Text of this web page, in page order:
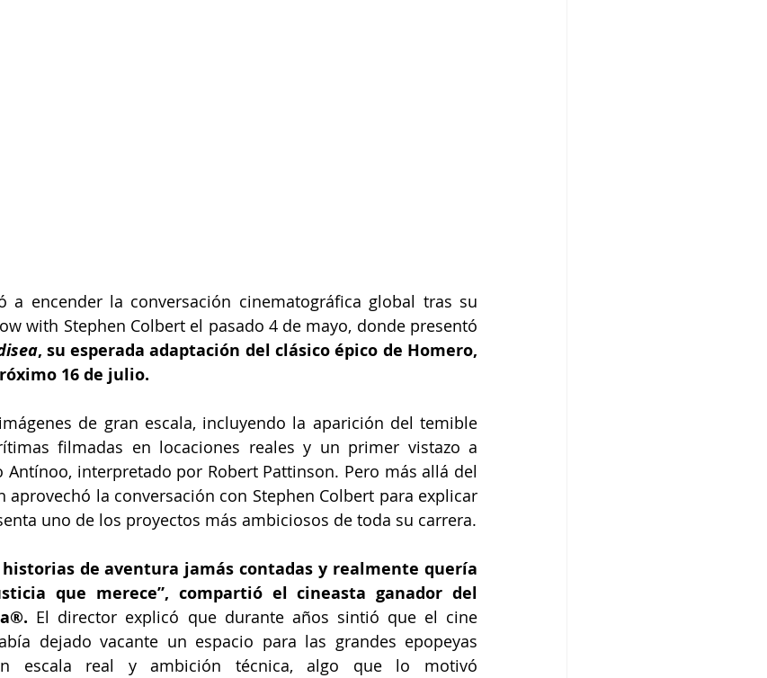
a encender la conversación cinematográfica global tras su
with Stephen Colbert el pasado 4 de mayo, donde presentó
, su esperada adaptación del clásico épico de Homero,
16 de julio.
de gran escala, incluyendo la aparición del temible
filmadas en locaciones reales y un primer vistazo a
Antínoo, interpretado por Robert Pattinson. Pero más allá del
aprovechó la conversación con Stephen Colbert para explicar
uno de los proyectos más ambiciosos de toda su carrera.
historias de aventura jamás contadas y realmente quería
que merece”, compartió el cineasta ganador del
El director explicó que durante años sintió que el cine
dejado vacante un espacio para las grandes epopeyas
escala real y ambición técnica, algo que lo motivó